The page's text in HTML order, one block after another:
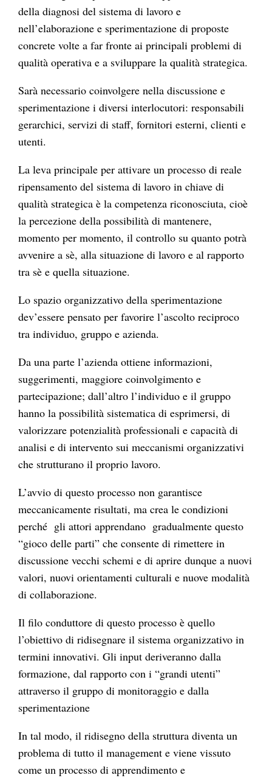
della diagnosi del sistema di lavoro e
nell’elaborazione e sperimentazione di proposte
concrete volte a far fronte ai principali problemi di
qualità operativa e a sviluppare la qualità strategica.
Sarà necessario coinvolgere nella discussione e
sperimentazione i diversi interlocutori: responsabili
gerarchici, servizi di staff, fornitori esterni, clienti e
utenti.
La leva principale per attivare un processo di reale
ripensamento del sistema di lavoro in chiave di
qualità strategica è la competenza riconosciuta, cioè
la percezione della possibilità di mantenere,
momento per momento, il controllo su quanto potrà
avvenire a sè, alla situazione di lavoro e al rapporto
tra sè e quella situazione.
Lo spazio organizzativo della sperimentazione
dev’essere pensato per favorire l’ascolto reciproco
tra individuo, gruppo e azienda.
Da una parte l’azienda ottiene informazioni,
suggerimenti, maggiore coinvolgimento e
partecipazione; dall’altro l’individuo e il gruppo
hanno la possibilità sistematica di esprimersi, di
valorizzare potenzialità professionali e capacità di
analisi e di intervento sui meccanismi organizzativi
che strutturano il proprio lavoro.
L’avvio di questo processo non garantisce
meccanicamente risultati, ma crea le condizioni
perché gli attori apprendano gradualmente questo
“gioco delle parti” che consente di rimettere in
discussione vecchi schemi e di aprire dunque a nuovi
valori, nuovi orientamenti culturali e nuove modalità
di collaborazione.
Il filo conduttore di questo processo è quello
l’obiettivo di ridisegnare il sistema organizzativo in
termini innovativi. Gli input deriveranno dalla
formazione, dal rapporto con i “grandi utenti”
attraverso il gruppo di monitoraggio e dalla
sperimentazione
In tal modo, il ridisegno della struttura diventa un
problema di tutto il management e viene vissuto
come un processo di apprendimento e